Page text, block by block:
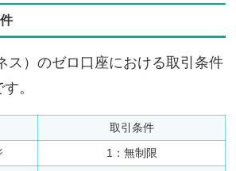
ス）のゼロ口座における取引条件
。
取引条件
1：無制限